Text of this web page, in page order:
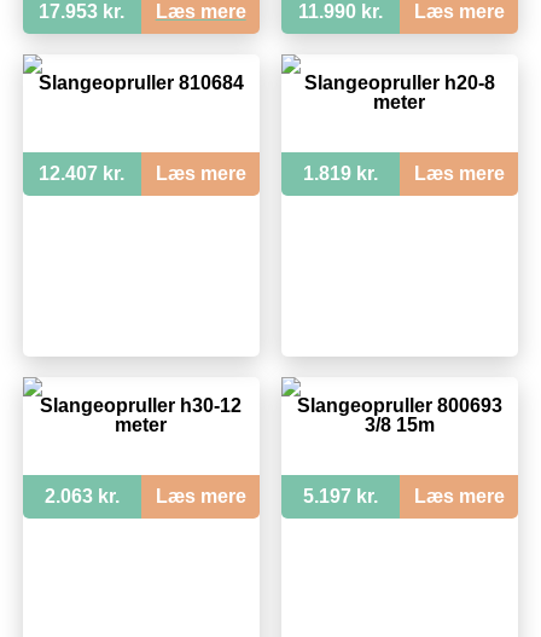
17.953 kr. Læs mere 11.990 kr. Læs mere
Slangeopruller 810684
12.407 kr. Læs mere
Slangeopruller h20-8
meter
1.819 kr. Læs mere
Slangeopruller h30-12
meter
2.063 kr. Læs mere
Slangeopruller 800693
3/8 15m
5.197 kr. Læs mere